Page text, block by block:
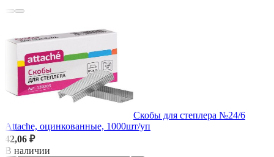
Скобы для степлера №24/6
Attache, оцинкованные, 1000шт/уп
42,06 ₽
В наличии